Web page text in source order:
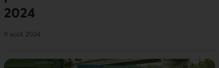
2024
9 août 2024